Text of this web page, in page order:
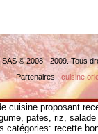
SAS © 2008 - 2009. Tous
Partenaires :cuisine
cuisine proposant
pates, riz,
catégories: recette